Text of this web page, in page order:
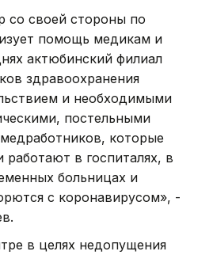
со своей стороны по
помощь медикам и
актюбинский филиал
здравоохранения
и необходимыми
постельными
которые
работают в госпиталях, в
больницах и
с коронавирусом», -
в целях недопущения